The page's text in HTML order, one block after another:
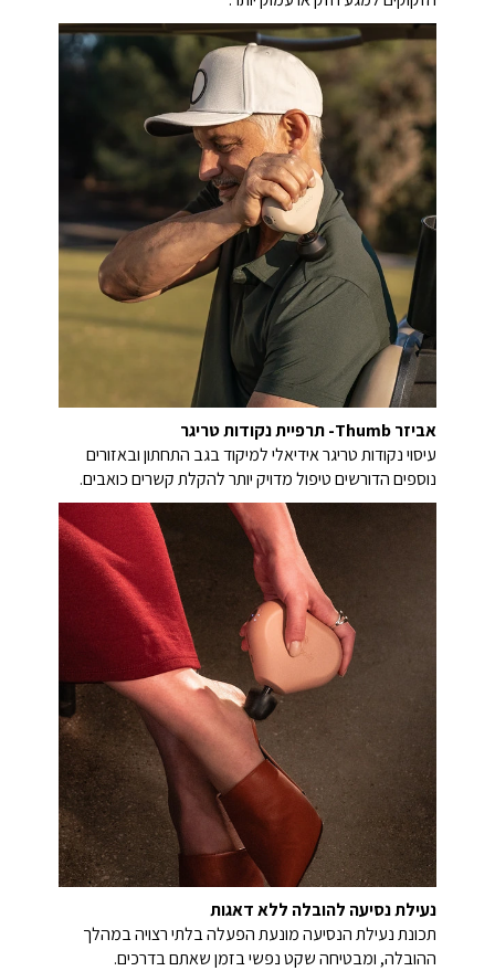
אביזר Thumb- תרפיית נקודות טריגר
עיסוי נקודות טריגר אידיאלי למיקוד בגב התחתון ובאזורים
נוספים הדורשים טיפול מדויק יותר להקלת קשרים כואבים.
נעילת נסיעה להובלה ללא דאגות
תכונת נעילת הנסיעה מונעת הפעלה בלתי רצויה במהלך
ההובלה, ומבטיחה שקט נפשי בזמן שאתם בדרכים.